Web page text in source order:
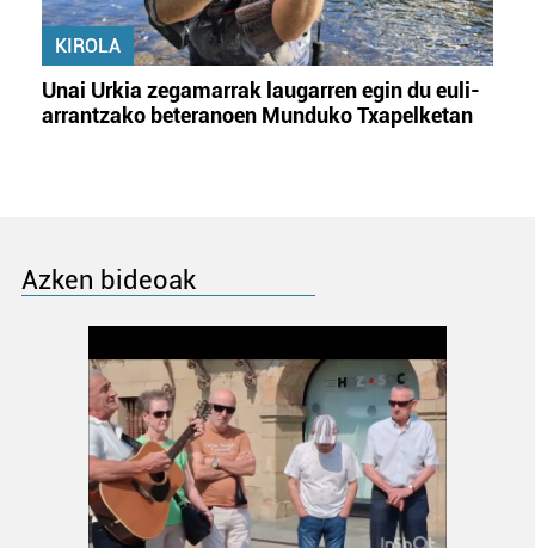
KIROLA
Unai Urkia zegamarrak laugarren egin du euli-
arrantzako beteranoen Munduko Txapelketan
Azken bideoak